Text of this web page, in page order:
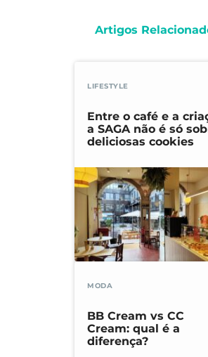
Artigos
LIFESTYLE
Entre o café e a
a SAGA não é só
deliciosas cookies
MODA
BB Cream vs CC
Cream: qual é a
diferença?